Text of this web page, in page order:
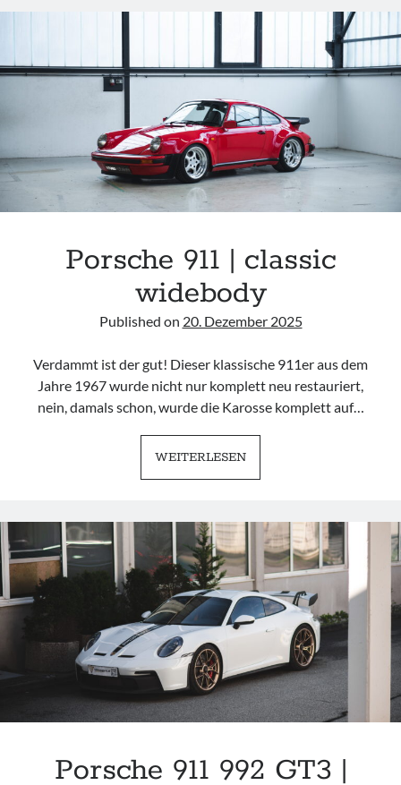
COMMERCE
SAN
Porsche 911 | classic
widebody
Published on 20. Dezember 2025
Verdammt ist der gut! Dieser klassische 911er aus dem
Jahre 1967 wurde nicht nur komplett neu restauriert,
nein, damals schon, wurde die Karosse komplett auf…
WEITERLESENPORSCHE
911
CLASSIC
WIDEBODY
Porsche 911 992 GT3 |